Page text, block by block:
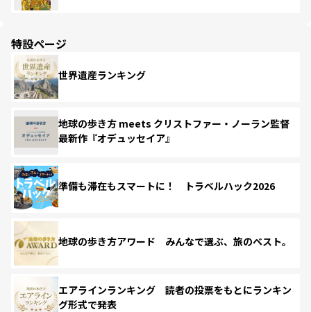
特設ページ
世界遺産ランキング
地球の歩き方 meets クリストファー・ノーラン監督
最新作『オデュッセイア』
準備も滞在もスマートに！ トラベルハック2026
地球の歩き方アワード みんなで選ぶ、旅のベスト。
エアラインランキング 読者の投票をもとにランキン
グ形式で発表